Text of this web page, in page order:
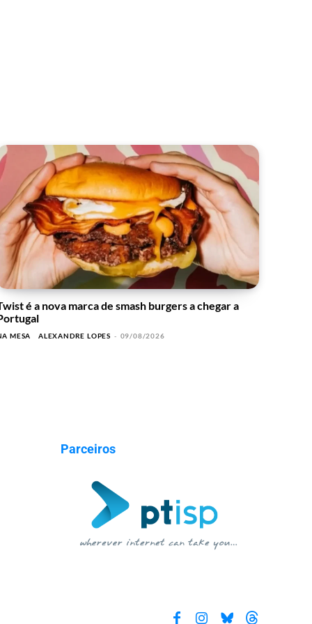
é a nova marca de smash burgers a chegar a
MESA ALEXANDRE LOPES - 09/08/2026
Parceiros